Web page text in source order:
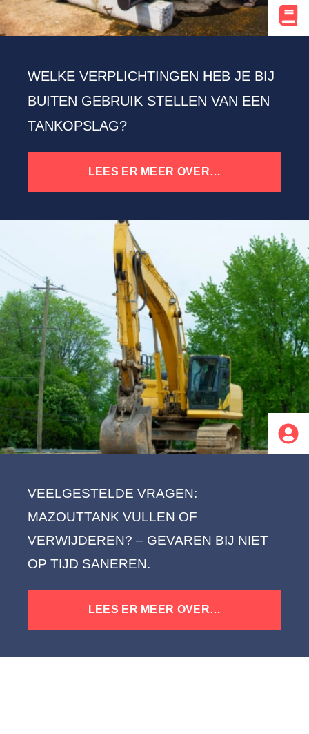
WELKE VERPLICHTINGEN HEB JE BIJ
BUITEN GEBRUIK STELLEN VAN EEN
TANKOPSLAG?
LEES ER MEER OVER…
VEELGESTELDE VRAGEN:
MAZOUTTANK VULLEN OF
VERWIJDEREN? – GEVAREN BIJ NIET
OP TIJD SANEREN.
LEES ER MEER OVER…